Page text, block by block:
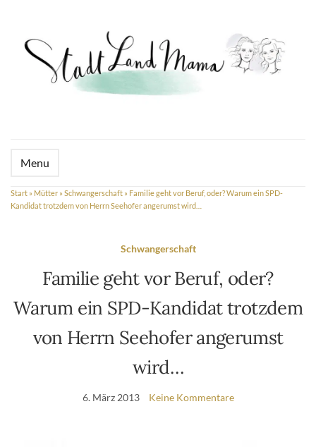
Menu
Start » Mütter » Schwangerschaft » Familie geht vor Beruf, oder? Warum ein SPD-
Kandidat trotzdem von Herrn Seehofer angerumst wird…
Schwangerschaft
Familie geht vor Beruf, oder?
Warum ein SPD-Kandidat trotzdem
von Herrn Seehofer angerumst
wird…
6. März 2013 Keine Kommentare